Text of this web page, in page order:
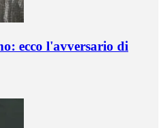
ecco l'avversario di